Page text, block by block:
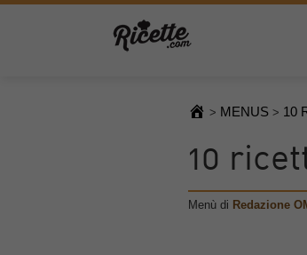
> MENUS > 10
10
Menù di Redazione